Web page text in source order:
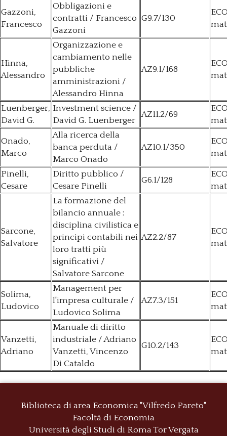
Gazzoni,
Francesco
Obbligazioni e
contratti / Francesco
Gazzoni
G9.7/130
Hinna,
Alessandro
Organizzazione e
cambiamento nelle
pubbliche
amministrazioni /
Alessandro Hinna
AZ9.1/168
Luenberger,
David G.
Investment science /
David G. Luenberger
AZ11.2/69
Onado,
Marco
Alla ricerca della
banca perduta /
Marco Onado
AZ10.1/350
Pinelli,
Cesare
Diritto pubblico /
Cesare Pinelli
G6.1/128
Sarcone,
Salvatore
La formazione del
bilancio annuale :
disciplina civilistica e
principi contabili nei
loro tratti più
significativi /
Salvatore Sarcone
AZ2.2/87
Solima,
Ludovico
Management per
l'impresa culturale /
Ludovico Solima
AZ7.3/151
Vanzetti,
Adriano
Manuale di diritto
industriale / Adriano
Vanzetti, Vincenzo
Di Cataldo
G10.2/143
Biblioteca di area Economica "Vilfredo Pareto"
Facoltà di Economia
Università degli Studi di RomaTor Vergata